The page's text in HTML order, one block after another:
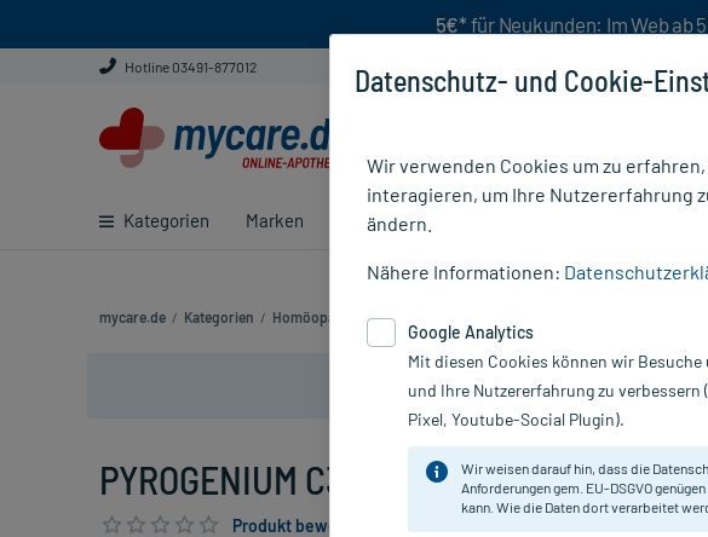
5€* für Neukunden: Im Web ab
Hotline 03491-877012
Kategorien Marken Ratgeber
mycare.de / Kategorien / Homöopathie / Einzelmittel
Nur für kurze Zeit:
PYROGENIUM C30, 10 g
Produkt bewerten & PlusHerzen sichern
Datenschutz- und Cookie-
Wir verwenden Cookies um zu
interagieren, um Ihre Nutzererfahrung
ändern.
Nähere Informationen:
Google Analytics
Mit diesen Cookies können wir
und Ihre Nutzererfahrung zu
Pixel, Youtube-Social Plugin).
Wir weisen darauf hin, dass die
Anforderungen gem. EU-DSGVO
kann. Wie die Daten dort verarbeitet